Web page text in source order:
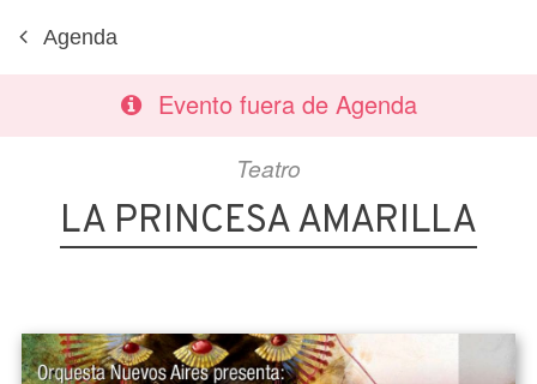
Agenda
Evento fuera de Agenda
Teatro
LA PRINCESA AMARILLA